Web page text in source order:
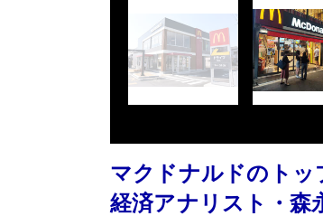
マクドナルドのト
経済アナリスト・森